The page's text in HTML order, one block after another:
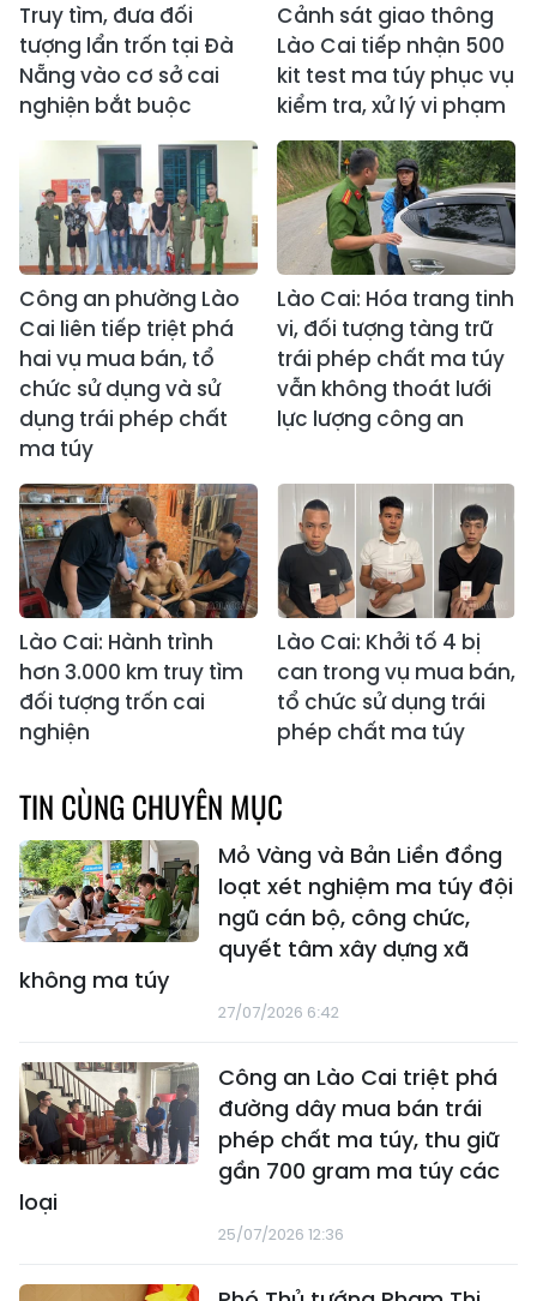
Truy tìm, đưa đối
tượng lẩn trốn tại Đà
Nẵng vào cơ sở cai
nghiện bắt buộc
Cảnh sát giao thông
Lào Cai tiếp nhận 500
kit test ma túy phục vụ
kiểm tra, xử lý vi phạm
Công an phường Lào
Cai liên tiếp triệt phá
hai vụ mua bán, tổ
chức sử dụng và sử
dụng trái phép chất
ma túy
Lào Cai: Hóa trang tinh
vi, đối tượng tàng trữ
trái phép chất ma túy
vẫn không thoát lưới
lực lượng công an
Lào Cai: Hành trình
hơn 3.000 km truy tìm
đối tượng trốn cai
nghiện
Lào Cai: Khởi tố 4 bị
can trong vụ mua bán,
tổ chức sử dụng trái
phép chất ma túy
TIN CÙNG CHUYÊN MỤC
Mỏ Vàng và Bản Liền đồng
loạt xét nghiệm ma túy đội
ngũ cán bộ, công chức,
quyết tâm xây dựng xã
không ma túy
27/07/2026 6:42
Công an Lào Cai triệt phá
đường dây mua bán trái
phép chất ma túy, thu giữ
gần 700 gram ma túy các
loại
25/07/2026 12:36